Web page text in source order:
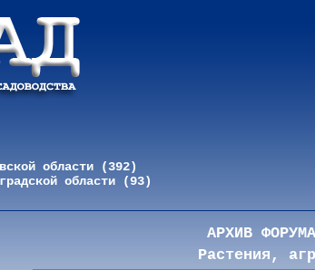
области (392)
области (93)
АРХИВ
Растения,